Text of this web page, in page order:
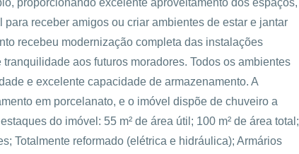
proporcionando excelente aproveitamento dos espaços,
receber amigos ou criar ambientes de estar e jantar
recebeu modernização completa das instalações
aos futuros moradores. Todos os ambientes
e excelente capacidade de armazenamento. A
em porcelanato, e o imóvel dispõe de chuveiro a
do imóvel: 55 m² de área útil; 100 m² de área total;
Totalmente reformado (elétrica e hidráulica); Armários